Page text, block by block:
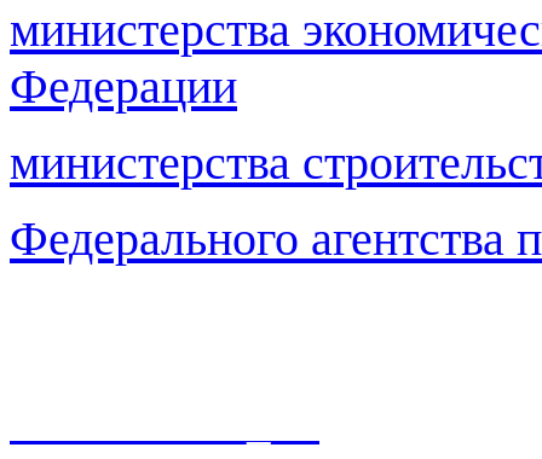
министерства
Федерации
министерства
Федерального агентства